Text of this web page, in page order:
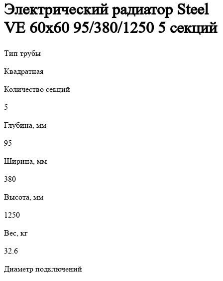
Электрический радиатор Steel
VE 60х60 95/380/1250 5 секций
Тип трубы
Квадратная
Количество секций
5
Глубина, мм
95
Ширина, мм
380
Высота, мм
1250
Вес, кг
32.6
Диаметр подключений